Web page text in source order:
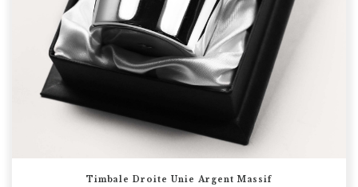
Timbale Droite Unie Argent Massif